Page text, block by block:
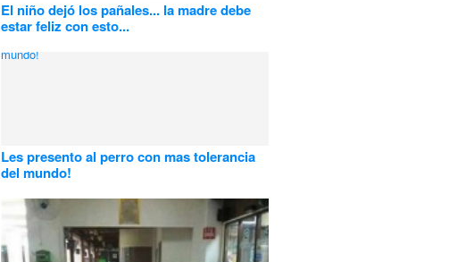
El niño dejó los pañales... la madre debe
estar feliz con esto...
Les presento al perro con mas tolerancia
del mundo!